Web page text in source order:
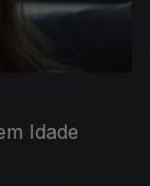
Idade